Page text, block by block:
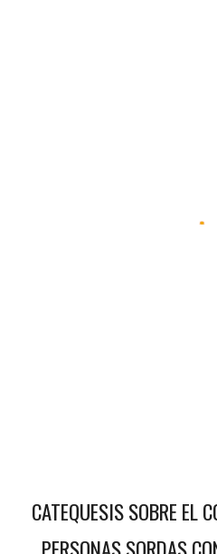
CATEQUESIS SOBRE EL